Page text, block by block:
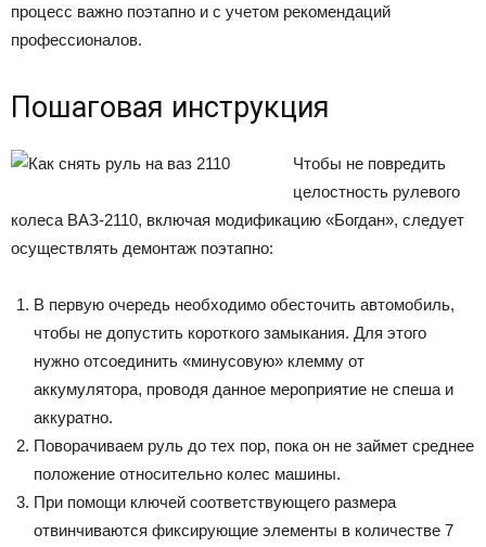
процесс важно поэтапно и с учетом рекомендаций
профессионалов.
Пошаговая инструкция
Чтобы не повредить
целостность рулевого
колеса ВАЗ-2110, включая модификацию «Богдан», следует
осуществлять демонтаж поэтапно:
В первую очередь необходимо обесточить автомобиль,
чтобы не допустить короткого замыкания. Для этого
нужно отсоединить «минусовую» клемму от
аккумулятора, проводя данное мероприятие не спеша и
аккуратно.
Поворачиваем руль до тех пор, пока он не займет среднее
положение относительно колес машины.
При помощи ключей соответствующего размера
отвинчиваются фиксирующие элементы в количестве 7